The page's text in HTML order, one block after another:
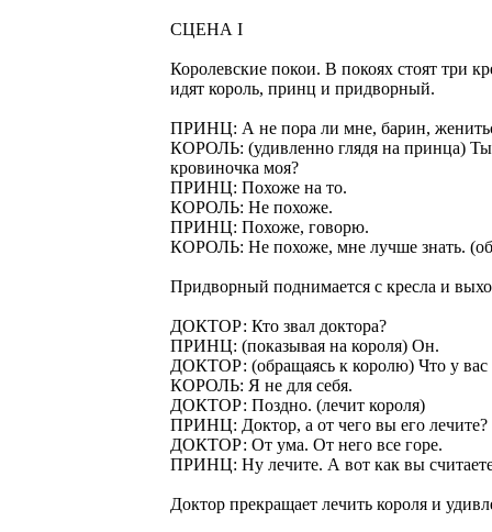
СЦЕНА I
Королевские покои. В покоях стоят три
идят король, принц и придворный.
ПРИНЦ: А не пора ли мне, барин,
КОРОЛЬ: (удивленно глядя на принца)
кровиночка моя?
ПРИНЦ: Похоже на то.
КОРОЛЬ: Не похоже.
ПРИНЦ: Похоже, говорю.
КОРОЛЬ: Не похоже, мне лучше знать.
Придворный поднимается с кресла и
ДОКТОР: Кто звал доктора?
ПРИНЦ: (показывая на короля) Он.
ДОКТОР: (обращаясь к королю) Что у вас
КОРОЛЬ: Я не для себя.
ДОКТОР: Поздно. (лечит короля)
ПРИНЦ: Доктор, а от чего вы его лечите?
ДОКТОР: От ума. От него все горе.
ПРИНЦ: Ну лечите. А вот как вы
Доктор прекращает лечить короля и